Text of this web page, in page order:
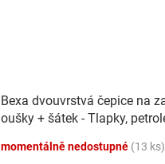
Bexa dvouvrstvá čepice na
oušky + šátek - Tlapky,
momentálně nedostupné (13 ks)